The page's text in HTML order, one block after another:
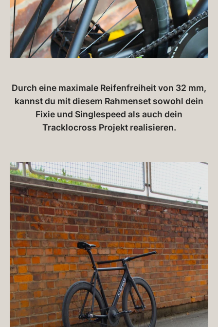
Durch eine maximale Reifenfreiheit von 32 mm,
kannst du mit diesem Rahmenset sowohl dein
Fixie und Singlespeed als auch dein
Tracklocross Projekt realisieren.